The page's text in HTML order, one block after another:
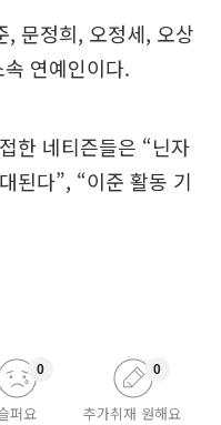
, 문정희, 오정세, 오상
연예인이다.
한 네티즌들은 “닌자
된다”, “이준 활동 기
퍼요
0
추가취재 원해요
0